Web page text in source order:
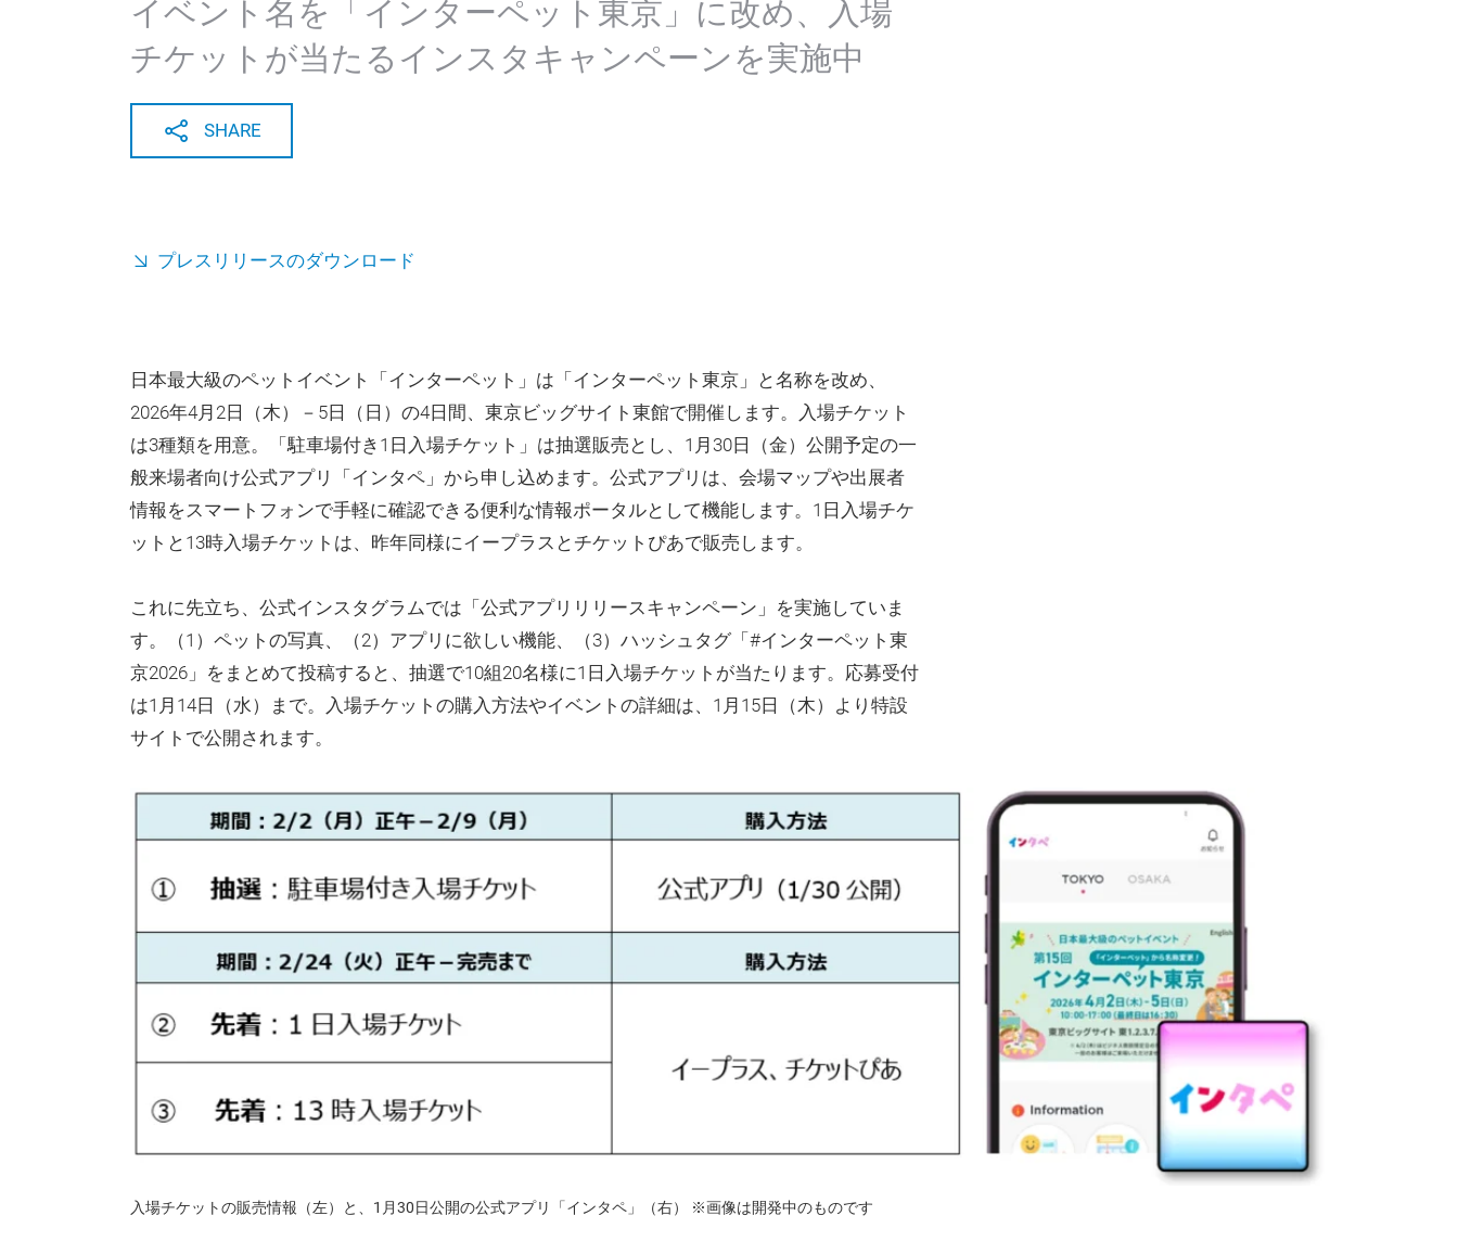
イベント名を「インターペット東京」に改め、入場
チケットが当たるインスタキャンペーンを実施中
SHARE
プレスリリースのダウンロード
日本最大級のペットイベント「インターペット」は「インターペット東京」と名称を改め、
2026年4月2日（木）－5日（日）の4日間、東京ビッグサイト東館で開催します。入場チケット
は3種類を用意。「駐車場付き1日入場チケット」は抽選販売とし、1月30日（金）公開予定の一
般来場者向け公式アプリ「インタペ」から申し込めます。公式アプリは、会場マップや出展者
情報をスマートフォンで手軽に確認できる便利な情報ポータルとして機能します。1日入場チケ
ットと13時入場チケットは、昨年同様にイープラスとチケットぴあで販売します。
これに先立ち、公式インスタグラムでは「公式アプリリリースキャンペーン」を実施していま
す。（1）ペットの写真、（2）アプリに欲しい機能、（3）ハッシュタグ「#インターペット東
京2026」をまとめて投稿すると、抽選で10組20名様に1日入場チケットが当たります。応募受付
は1月14日（水）まで。入場チケットの購入方法やイベントの詳細は、1月15日（木）より特設
サイトで公開されます。
入場チケットの販売情報（左）と、1月30日公開の公式アプリ「インタペ」（右） ※画像は開発中のものです